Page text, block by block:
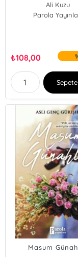
Ali Kuzu
Parola
₺108,00
Masum